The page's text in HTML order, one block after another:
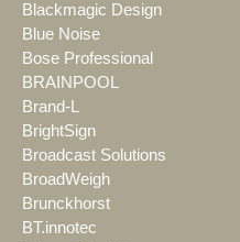
Blackmagic Design
Blue Noise
Bose Professional
BRAINPOOL
Brand-L
BrightSign
Broadcast Solutions
BroadWeigh
Brunckhorst
BT.innotec